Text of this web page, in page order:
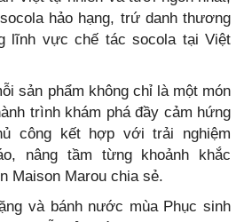
hảo hạng, trứ danh thương
lĩnh vực chế tác socola tại Việt
sản phẩm không chỉ là một món
trình khám phá đầy cảm hứng
công kết hợp với trải nghiệm
nâng tầm từng khoảnh khắc
Maison Marou chia sẻ.
và bánh nước mùa Phục sinh